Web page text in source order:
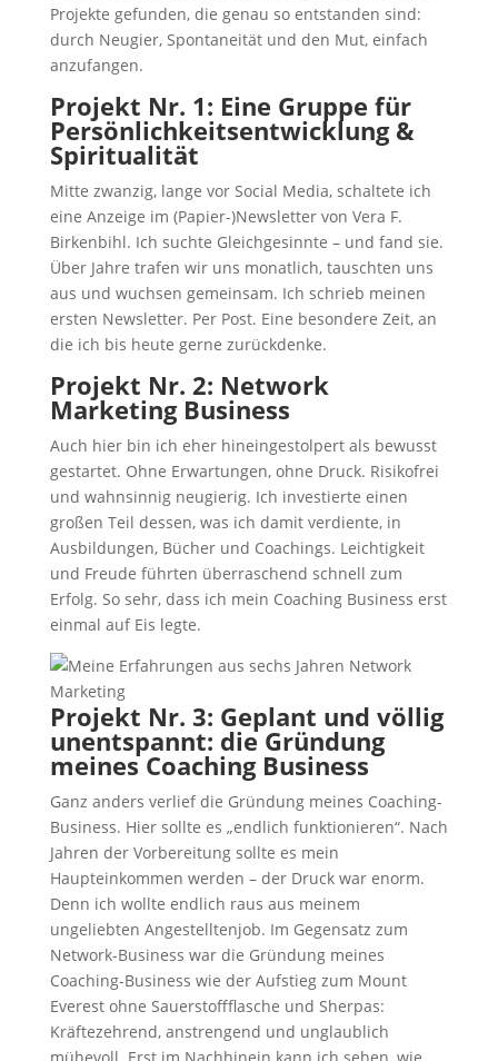
Projekte gefunden, die genau so entstanden sind:
durch Neugier, Spontaneität und den Mut, einfach
anzufangen.
Projekt Nr. 1: Eine Gruppe für
Persönlichkeitsentwicklung &
Spiritualität
Mitte zwanzig, lange vor Social Media, schaltete ich
eine Anzeige im (Papier-)Newsletter von Vera F.
Birkenbihl. Ich suchte Gleichgesinnte – und fand sie.
Über Jahre trafen wir uns monatlich, tauschten uns
aus und wuchsen gemeinsam. Ich schrieb meinen
ersten Newsletter. Per Post. Eine besondere Zeit, an
die ich bis heute gerne zurückdenke.
Projekt Nr. 2: Network
Marketing Business
Auch hier bin ich eher hineingestolpert als bewusst
gestartet. Ohne Erwartungen, ohne Druck. Risikofrei
und wahnsinnig neugierig. Ich investierte einen
großen Teil dessen, was ich damit verdiente, in
Ausbildungen, Bücher und Coachings. Leichtigkeit
und Freude führten überraschend schnell zum
Erfolg. So sehr, dass ich mein Coaching Business erst
einmal auf Eis legte.
Projekt Nr. 3: Geplant und völlig
unentspannt: die Gründung
meines Coaching Business
Ganz anders verlief die Gründung meines Coaching-
Business. Hier sollte es „endlich funktionieren“. Nach
Jahren der Vorbereitung sollte es mein
Haupteinkommen werden – der Druck war enorm.
Denn ich wollte endlich raus aus meinem
ungeliebten Angestelltenjob. Im Gegensatz zum
Network-Business war die Gründung meines
Coaching-Business wie der Aufstieg zum Mount
Everest ohne Sauerstoffflasche und Sherpas:
Kräftezehrend, anstrengend und unglaublich